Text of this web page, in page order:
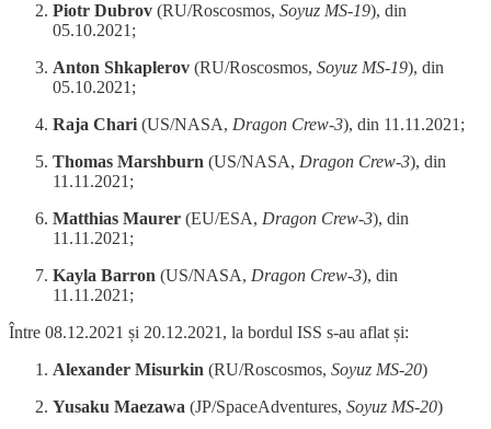
Piotr Dubrov (RU/Roscosmos, Soyuz MS-19), din
05.10.2021;
Anton Shkaplerov (RU/Roscosmos, Soyuz MS-19), din
05.10.2021;
Raja Chari (US/NASA, Dragon Crew-3), din 11.11.2021;
Thomas Marshburn (US/NASA, Dragon Crew-3), din
11.11.2021;
Matthias Maurer (EU/ESA, Dragon Crew-3), din
11.11.2021;
Kayla Barron (US/NASA, Dragon Crew-3), din
11.11.2021;
Între 08.12.2021 și 20.12.2021, la bordul ISS s-au aflat și:
Alexander Misurkin (RU/Roscosmos, Soyuz MS-20)
Yusaku Maezawa (JP/SpaceAdventures, Soyuz MS-20)